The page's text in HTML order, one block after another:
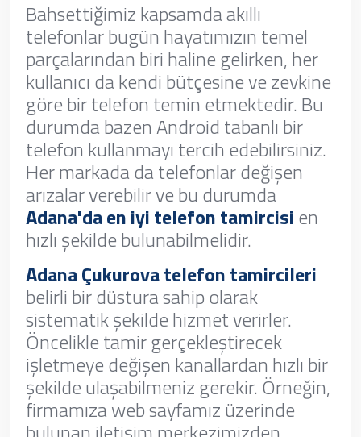
Bahsettiğimiz kapsamda akıllı
telefonlar bugün hayatımızın temel
parçalarından biri haline gelirken, her
kullanıcı da kendi bütçesine ve zevkine
göre bir telefon temin etmektedir. Bu
durumda bazen Android tabanlı bir
telefon kullanmayı tercih edebilirsiniz.
Her markada da telefonlar değişen
arızalar verebilir ve bu durumda
Adana'da en iyi telefon tamircisien
hızlı şekilde bulunabilmelidir.
Adana Çukurova telefon tamircileri
belirli bir düstura sahip olarak
sistematik şekilde hizmet verirler.
Öncelikle tamir gerçekleştirecek
işletmeye değişen kanallardan hızlı bir
şekilde ulaşabilmeniz gerekir. Örneğin,
firmamıza web sayfamız üzerinde